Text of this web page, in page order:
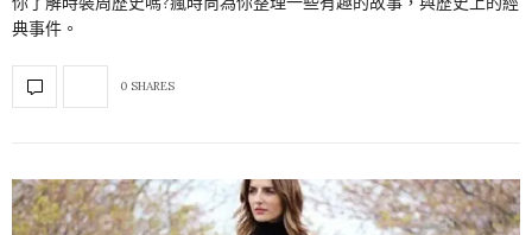
典事件。
0 SHARES